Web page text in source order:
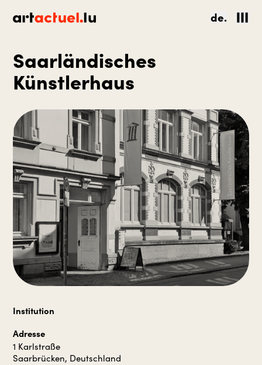
de.
Saarländisches
Künstlerhaus
Institution
Adresse
1 Karlstraße
Saarbrücken, Deutschland